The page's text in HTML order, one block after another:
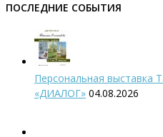
ПОСЛЕДНИЕ СОБЫТИЯ
Персональная выставка
«ДИАЛОГ» 04.08.2026